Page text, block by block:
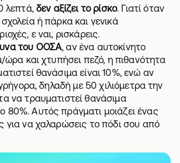
λεπτά,δεν αξίζει το ρίσκο. Γιατί όταν
ή πάρκα και γενικά
ε ναι, ρισκάρεις.
του ΟΟΣΑ, αν ένα αυτοκίνητο
ώρα και χτυπήσει πεζό, η πιθανότητα
θανάσιμα είναι 10%, ενώ αν
γρήγορα, δηλαδή με 50 χιλιόμετρα την
να τραυματιστεί θανάσιμα
80%. Αυτός πράγματι μοιάζει ένας
για να χαλαρώσεις το πόδι σου από